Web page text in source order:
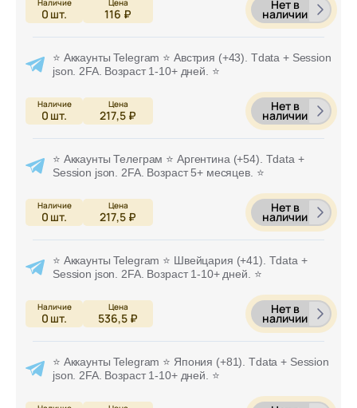
0 шт. 116 ₽
Нет в
наличии
⭐ Аккаунты Telegram ⭐ Австрия (+43). Tdata + Session
json. 2FA. Возраст 1-10+ дней. ⭐
0 шт. 217,5 ₽
Нет в
наличии
⭐ Аккаунты Телеграм ⭐ Аргентина (+54). Tdata +
Session json. 2FA. Возраст 5+ месяцев. ⭐
0 шт. 217,5 ₽
Нет в
наличии
⭐ Аккаунты Telegram ⭐ Швейцария (+41). Tdata +
Session json. 2FA. Возраст 1-10+ дней. ⭐
0 шт. 536,5 ₽
Нет в
наличии
⭐ Аккаунты Telegram ⭐ Япония (+81). Tdata + Session
json. 2FA. Возраст 1-10+ дней. ⭐